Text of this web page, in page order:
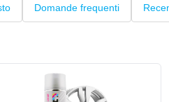
Domande frequenti